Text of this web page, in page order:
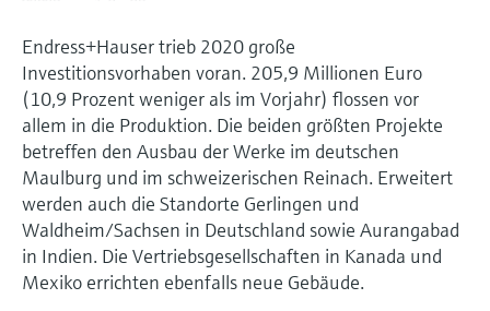
Endress+Hauser trieb 2020 große
Investitionsvorhaben voran. 205,9 Millionen Euro
(10,9 Prozent weniger als im Vorjahr) flossen vor
allem in die Produktion. Die beiden größten Projekte
betreffen den Ausbau der Werke im deutschen
Maulburg und im schweizerischen Reinach. Erweitert
werden auch die Standorte Gerlingen und
Waldheim/Sachsen in Deutschland sowie Aurangabad
in Indien. Die Vertriebsgesellschaften in Kanada und
Mexiko errichten ebenfalls neue Gebäude.